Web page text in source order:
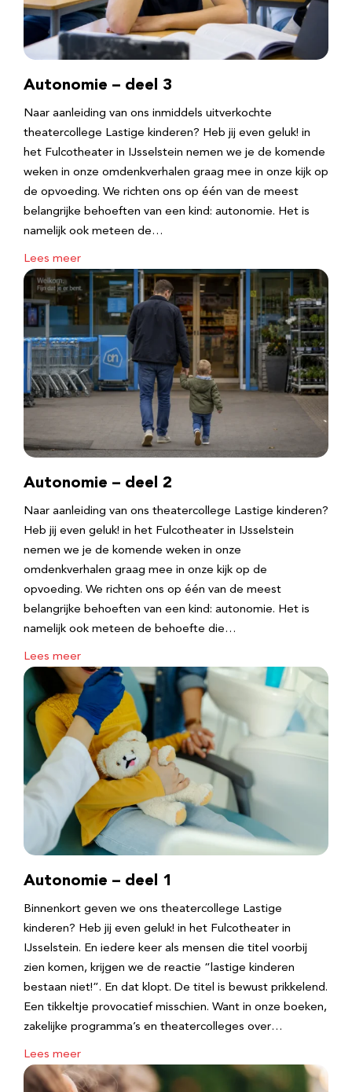
Autonomie – deel 3
Naar aanleiding van ons inmiddels uitverkochte
theatercollege Lastige kinderen? Heb jij even geluk! in
het Fulcotheater in IJsselstein nemen we je de komende
weken in onze omdenkverhalen graag mee in onze kijk op
de opvoeding. We richten ons op één van de meest
belangrijke behoeften van een kind: autonomie. Het is
namelijk ook meteen de…
Lees meer
Autonomie – deel 2
Naar aanleiding van ons theatercollege Lastige kinderen?
Heb jij even geluk! in het Fulcotheater in IJsselstein
nemen we je de komende weken in onze
omdenkverhalen graag mee in onze kijk op de
opvoeding. We richten ons op één van de meest
belangrijke behoeften van een kind: autonomie. Het is
namelijk ook meteen de behoefte die…
Lees meer
Autonomie – deel 1
Binnenkort geven we ons theatercollege Lastige
kinderen? Heb jij even geluk! in het Fulcotheater in
IJsselstein. En iedere keer als mensen die titel voorbij
zien komen, krijgen we de reactie “lastige kinderen
bestaan niet!”. En dat klopt. De titel is bewust prikkelend.
Een tikkeltje provocatief misschien. Want in onze boeken,
zakelijke programma’s en theatercolleges over…
Lees meer